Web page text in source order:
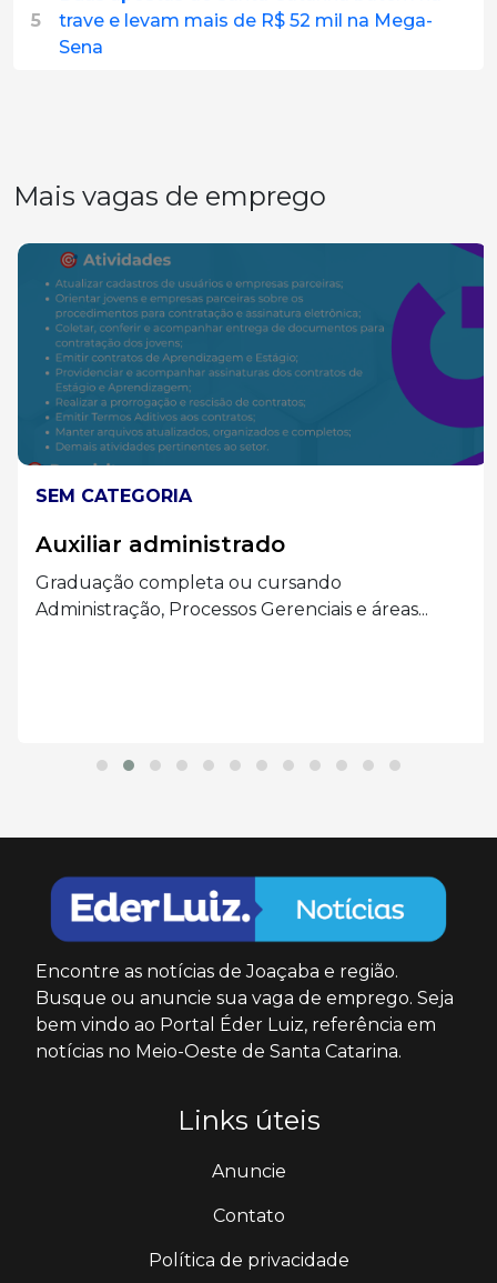
5
trave e levam mais de R$ 52 mil na Mega-
Sena
Mais vagas de emprego
SEM CATEGORIA
Auxiliar administrado
Graduação completa ou cursando
Administração, Processos Gerenciais e áreas...
Encontre as notícias de Joaçaba e região.
Busque ou anuncie sua vaga de emprego. Seja
bem vindo ao Portal Éder Luiz, referência em
notícias no Meio-Oeste de Santa Catarina.
Links úteis
Anuncie
Contato
Política de privacidade